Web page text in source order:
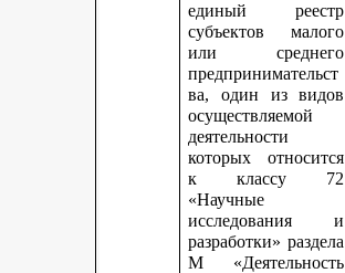
единый реестр
субъектов малого
или среднего
предпринимательст
ва, один из видов
осуществляемой
деятельности
которых относится
к классу 72
«Научные
исследования и
разработки» раздела
М «Деятельность